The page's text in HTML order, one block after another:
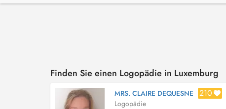
Finden Sie einen Logopädie in Luxemburg
MRS. CLAIRE DEQUESNE 210
Logopädie